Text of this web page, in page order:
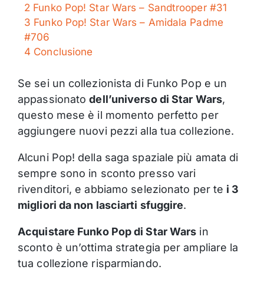
2 Funko Pop! Star Wars – Sandtrooper #31
3 Funko Pop! Star Wars – Amidala Padme
#706
4 Conclusione
Se sei un collezionista di Funko Pop e un
appassionatodell’universo di Star Wars,
questo mese è il momento perfetto per
aggiungere nuovi pezzi alla tua collezione.
Alcuni Pop! della saga spaziale più amata di
sempre sono in sconto presso vari
rivenditori, e abbiamo selezionato per te i 3
migliori da non lasciarti sfuggire.
Acquistare Funko Pop di Star Wars in
sconto è un’ottima strategia per ampliare la
tua collezione risparmiando.